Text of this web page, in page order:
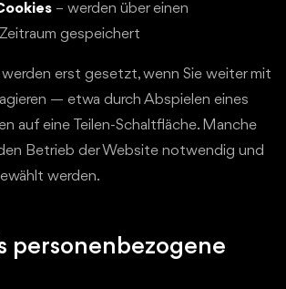
– werden über einen
gespeichert
erst gesetzt, wenn Sie weiter mit
— etwa durch Abspielen eines
auf eine Teilen-Schaltfläche. Manche
Betrieb der Website notwendig und
werden.
personenbezogene